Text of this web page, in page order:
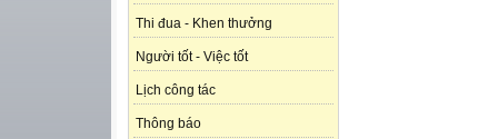
Thi đua - Khen thưởng
Người tốt - Việc tốt
Lịch công tác
Thông báo